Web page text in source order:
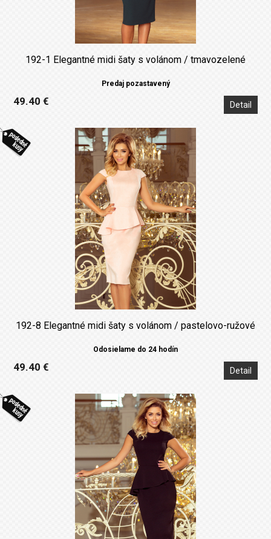
192-1 Elegantné midi šaty s volánom / tmavozelené
Predaj pozastavený
49.40 € Detail
192-8 Elegantné midi šaty s volánom / pastelovo-ružové
Odosielame do 24 hodín
49.40 € Detail